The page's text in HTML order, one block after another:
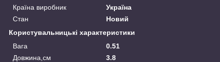
Країна виробник
Україна
Стан
Новий
Користувальницькі характеристики
Вага
0.51
Довжина,см
3.8